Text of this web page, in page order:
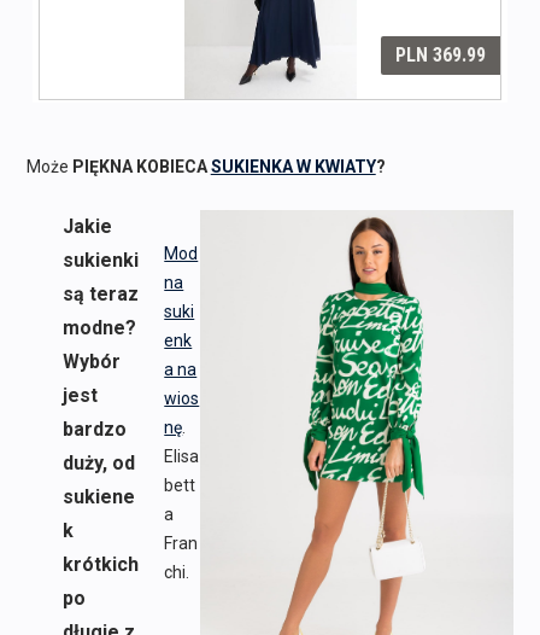
Może PIĘKNA KOBIECASUKIENKA W KWIATY?
Mod
na
suki
enk
a na
wios
nę
Elisa
bett
a
Fran
chi.
Jakie
sukienki
są teraz
modne?
Wybór
jest
bardzo
duży, od
sukiene
k
krótkich
po